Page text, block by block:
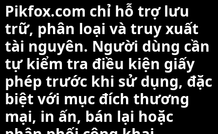
Pikfox.com chỉ hỗ trợ lưu
trữ, phân loại và truy xuất
tài nguyên. Người dùng cần
tự kiểm tra điều kiện giấy
phép trước khi sử dụng, đặc
biệt với mục đích thương
mại, in ấn, bán lại hoặc